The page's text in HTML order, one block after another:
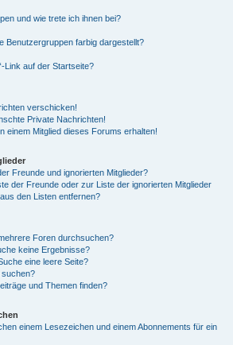
und wie trete ich ihnen bei?
Benutzergruppen farbig dargestellt?
Link auf der Startseite?
verschicken!
Private Nachrichten!
einem Mitglied dieses Forums erhalten!
Freunde und ignorierten Mitglieder?
der Freunde oder zur Liste der ignorierten Mitglieder
den Listen entfernen?
Foren durchsuchen?
keine Ergebnisse?
eine leere Seite?
suchen?
und Themen finden?
einem Lesezeichen und einem Abonnements für ein